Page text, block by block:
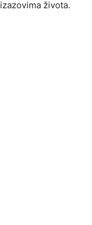
izazovima života.